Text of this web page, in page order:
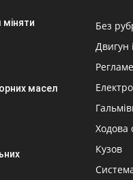
міняти
масел
Без
Двигун
Ходова
Кузов